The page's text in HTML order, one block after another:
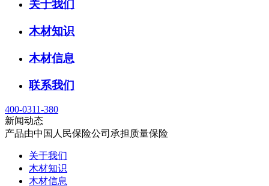
关于我们
木材知识
木材信息
联系我们
400-0311-380
新闻动态
产品由中国人民保险公司承担质量保险
关于我们
木材知识
木材信息